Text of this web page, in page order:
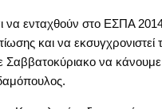
να ενταχθούν στο ΕΣΠΑ
και να εκσυγχρονιστεί
Σαββατοκύριακο να